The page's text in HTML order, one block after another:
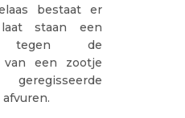
bestaat er
staan een
tegen de
van een zootje